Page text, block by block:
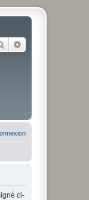
Rechercher
ci-